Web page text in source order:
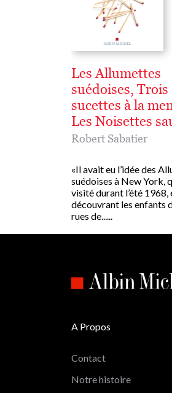
Les Allumettes
suédoises, Trois
sucettes à la
Les Noisettes
Robert Sabatier
«Il avait eu l’idée des
suédoises à New York,
visité durant l’été 1968,
découvrant les enfants
rues de......
A Propos
Contact
Notre histoire